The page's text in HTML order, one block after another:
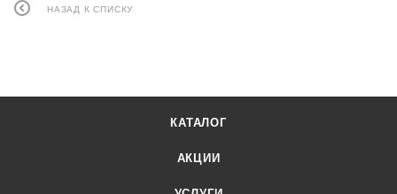
НАЗАД К СПИСКУ
КАТАЛОГ
АКЦИИ